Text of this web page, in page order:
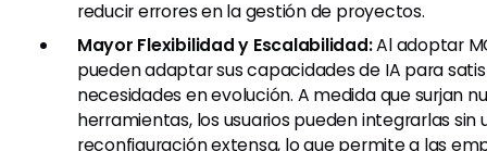
reducir errores en la gestión de proyectos.
Mayor Flexibilidad y Escalabilidad:Al adoptar
pueden adaptar sus capacidades de IA para
necesidades en evolución. A medida que surjan
herramientas, los usuarios pueden integrarlas sin
reconfiguración extensa, lo que permite a las